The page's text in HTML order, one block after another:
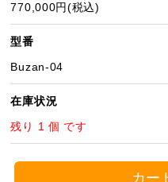
770,000円(税込)
型番
Buzan-04
在庫状況
残り 1 個 です
カー